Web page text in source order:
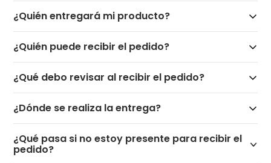
¿Quién entregará mi producto?
¿Quién puede recibir el pedido?
¿Qué debo revisar al recibir el pedido?
¿Dónde se realiza la entrega?
¿Qué pasa si no estoy presente para recibir el
pedido?